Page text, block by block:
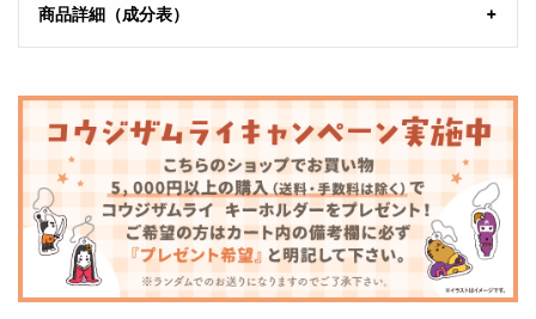
商品詳細（成分表）